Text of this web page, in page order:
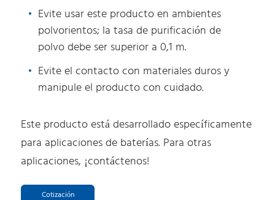
Evite usar este producto en ambientes
polvorientos; la tasa de purificación de
polvo debe ser superior a 0,1 m.
Evite el contacto con materiales duros y
manipule el producto con cuidado.
Este producto está desarrollado específicamente
para aplicaciones de baterías. Para otras
aplicaciones, ¡contáctenos!
Cotización